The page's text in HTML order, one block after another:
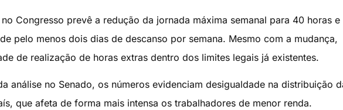
Congresso prevê a redução da jornada máxima semanal para 40 horas e
pelo menos dois dias de descanso por semana. Mesmo com a mudança,
de realização de horas extras dentro dos limites legais já existentes.
análise no Senado, os números evidenciam desigualdade na distribuição
que afeta de forma mais intensa os trabalhadores de menor renda.